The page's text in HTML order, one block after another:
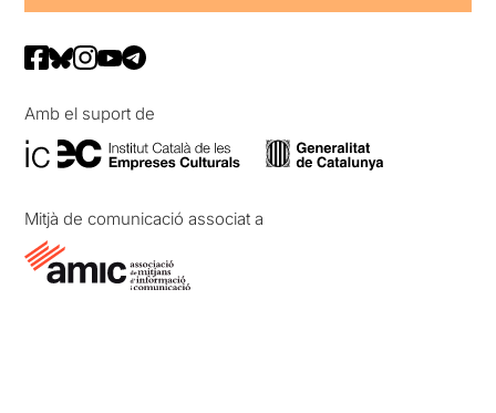
Amb el suport de
Mitjà de comunicació associat a